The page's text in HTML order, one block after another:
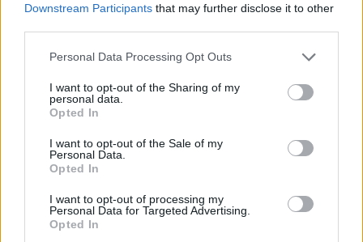
Downstream Participants that may further disclose it to other
Personal Data Processing Opt Outs
I want to opt-out of the Sharing of my
personal data.
Opted In
I want to opt-out of the Sale of my
Personal Data.
Opted In
I want to opt-out of processing my
Personal Data for Targeted Advertising.
Opted In
Ma délután, fél négykor kamatdöntő ülést tart a cseh
jegybank, ami a 2023. decemberében elkezdett
kamatcsökkentési ciklus folytatását fontolgatja, de a nagy
folytatják-e, vagy óvatosságból csak 25 bázispontot
mernek megkockáztatni. A Bloomberg elemzői pollja
A keresett cikk a portfolio.hu hírarchívumához
tartozik, melynek olvasása előfizetéses